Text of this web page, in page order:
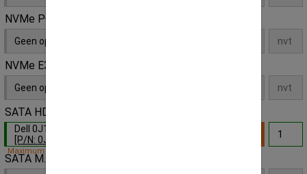
NVMe PCI-e SSD
Geen opties
NVMe E3S SSD
Geen opties
SATA HDD
Dell 0J164R 2TB SATA 5.4K 3Gbps 3,5" LFF
[P/N: 0J164R ]
Maximum op voorraad!
SATA M.2 SSD